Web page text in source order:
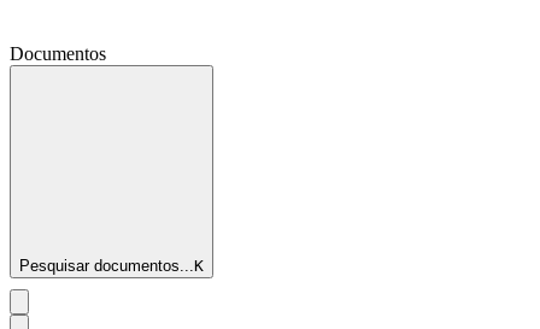
Documentos
Pesquisar documentos...K